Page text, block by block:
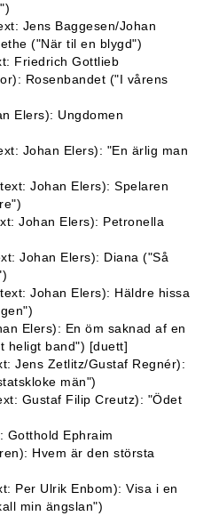
Jens Baggesen/Johan
("När til en blygd")
Friedrich Gottlieb
Rosenbandet ("I vårens
Elers): Ungdomen
Johan Elers): "En ärlig man
Johan Elers): Spelaren
Johan Elers): Petronella
Johan Elers): Diana ("Så
Johan Elers): Häldre hissa
Elers): En öm saknad af en
heligt band") [duett]
Jens Zetlitz/Gustaf Regnér):
män")
Gustaf Filip Creutz): "Ödet
Gotthold Ephraim
Hvem är den största
Per Ulrik Enbom): Visa i en
min ängslan")